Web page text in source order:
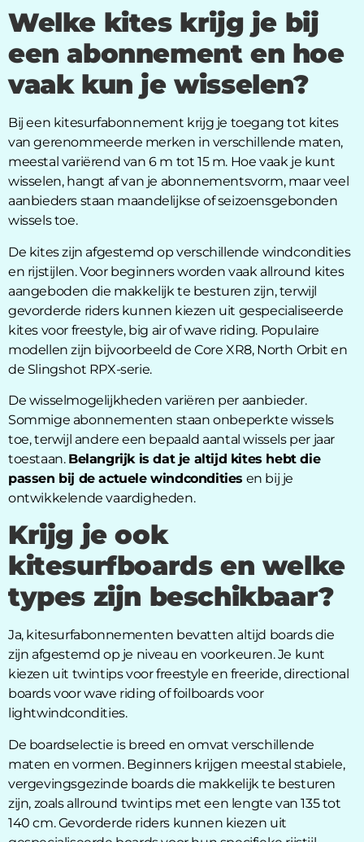
Welke kites krijg je bij
een abonnement en hoe
vaak kun je wisselen?
Bij een kitesurfabonnement krijg je toegang tot kites
van gerenommeerde merken in verschillende maten,
meestal variërend van 6 m tot 15 m. Hoe vaak je kunt
wisselen, hangt af van je abonnementsvorm, maar veel
aanbieders staan maandelijkse of seizoensgebonden
wissels toe.
De kites zijn afgestemd op verschillende windcondities
en rijstijlen. Voor beginners worden vaak allround kites
aangeboden die makkelijk te besturen zijn, terwijl
gevorderde riders kunnen kiezen uit gespecialiseerde
kites voor freestyle, big air of wave riding. Populaire
modellen zijn bijvoorbeeld de Core XR8, North Orbit en
de Slingshot RPX-serie.
De wisselmogelijkheden variëren per aanbieder.
Sommige abonnementen staan onbeperkte wissels
toe, terwijl andere een bepaald aantal wissels per jaar
toestaan. Belangrijk is dat je altijd kites hebt die
passen bij de actuele windcondities en bij je
ontwikkelende vaardigheden.
Krijg je ook
kitesurfboards en welke
types zijn beschikbaar?
Ja, kitesurfabonnementen bevatten altijd boards die
zijn afgestemd op je niveau en voorkeuren. Je kunt
kiezen uit twintips voor freestyle en freeride, directional
boards voor wave riding of foilboards voor
lightwindcondities.
De boardselectie is breed en omvat verschillende
maten en vormen. Beginners krijgen meestal stabiele,
vergevingsgezinde boards die makkelijk te besturen
zijn, zoals allround twintips met een lengte van 135 tot
140 cm. Gevorderde riders kunnen kiezen uit